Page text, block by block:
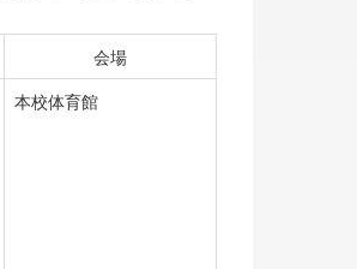
会場
本校体育館